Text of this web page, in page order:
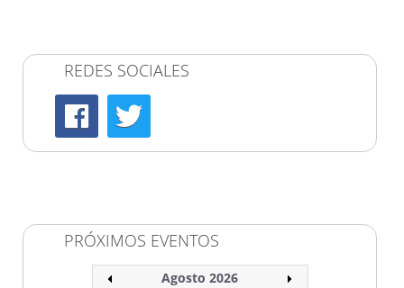
REDES SOCIALES
PRÓXIMOS EVENTOS
Agosto 2026